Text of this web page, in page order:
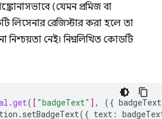
(যেমন প্রমিজ বা
লিসেনার রেজিস্টার করা হলে তা
নেই। নিম্নলিখিত কোডটি
.get( [ "badgeText" ] , ({ badgeText
text :